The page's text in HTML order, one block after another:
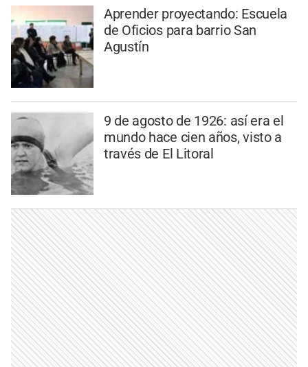
Aprender proyectando: Escuela
de Oficios para barrio San
Agustín
9 de agosto de 1926: así era el
mundo hace cien años, visto a
través de El Litoral